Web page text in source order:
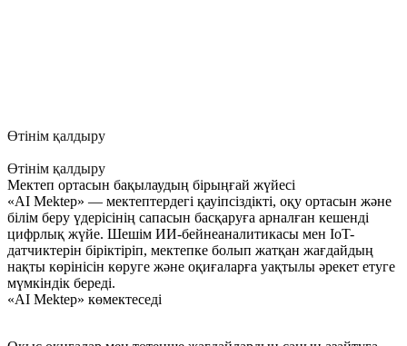
Өтінім қалдыру
Өтінім қалдыру
Мектеп ортасын бақылаудың бірыңғай жүйесі
«AI Mektep» — мектептердегі қауіпсіздікті, оқу ортасын және
білім беру үдерісінің сапасын басқаруға арналған кешенді
цифрлық жүйе. Шешім ИИ-бейнеаналитикасы мен IoT-
датчиктерін біріктіріп, мектепке болып жатқан жағдайдың
нақты көрінісін көруге және оқиғаларға уақтылы әрекет етуге
мүмкіндік береді.
«AI Mektep» көмектеседі